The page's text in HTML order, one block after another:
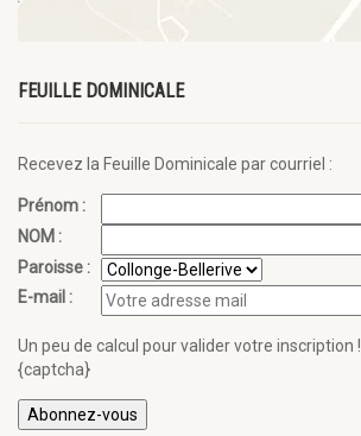
FEUILLE DOMINICALE
Recevez la Feuille Dominicale par courriel :
Prénom :
NOM :
Paroisse :
E-mail :
Un peu de calcul pour valider votre inscription !
{captcha}